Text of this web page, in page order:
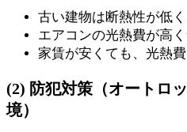
古い建物は断熱性が低
エアコンの光熱費が高
家賃が安くても、光熱
(2) 防犯対策（オートロ
境）